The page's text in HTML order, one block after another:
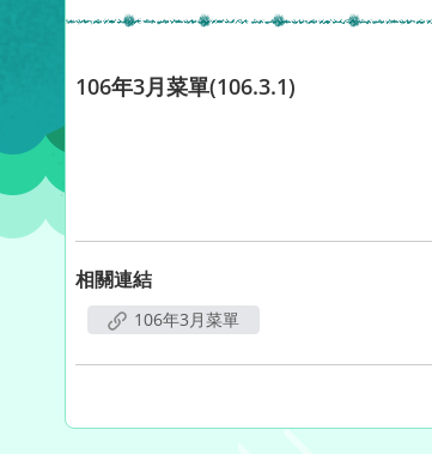
106年3月菜單(106.3.1)
相關連結
106年3月菜單